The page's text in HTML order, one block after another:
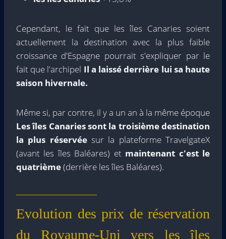
Cependant, le fait que les îles Canaries soient
actuellement la destination avec la plus faible
croissance d'Espagne pourrait s'expliquer par le
fait que l'archipel Il a laissé derrière lui sa haute
saison hivernale.
Même si, par contre, il y a un an à la même époque
Les îles Canaries sont la troisième destination
la plus réservéesur la plateforme TravelgateX
(avant les îles Baléares) et maintenant c'est le
quatrième(derrière les îles Baléares).
Evolution des prix de réservation
du Royaume-Uni vers les îles